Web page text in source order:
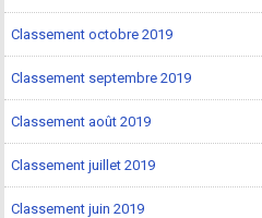
Classement octobre 2019
Classement septembre 2019
Classement août 2019
Classement juillet 2019
Classement juin 2019